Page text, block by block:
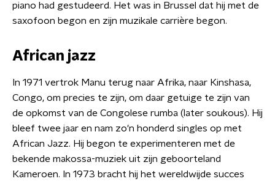
piano had gestudeerd. Het was in Brussel dat hij met de
saxofoon begon en zijn muzikale carrière begon.
African jazz
In 1971 vertrok Manu terug naar Afrika, naar Kinshasa,
Congo, om precies te zijn, om daar getuige te zijn van
de opkomst van de Congolese rumba (later soukous). Hij
bleef twee jaar en nam zo'n honderd singles op met
African Jazz. Hij begon te experimenteren met de
bekende makossa-muziek uit zijn geboorteland
Kameroen. In 1973 bracht hij het wereldwijde succes